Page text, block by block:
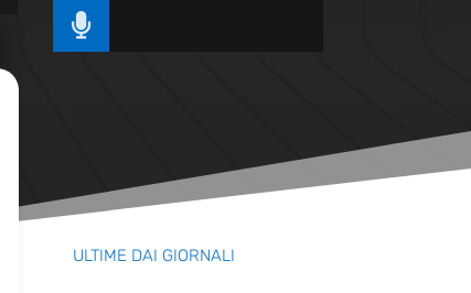

ULTIME DAI GIORNALI